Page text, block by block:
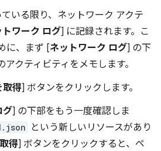
いる限り、ネットワーク アクテ
トワーク ログ] に記録されます。こ
に、まず [ネットワーク ログ] の下
クティビティをメモします。
取得] ボタンをクリックします。
グ] の下部をもう一度確認しま
という新しいリソースがあり
得] ボタンをクリックすると、ペ